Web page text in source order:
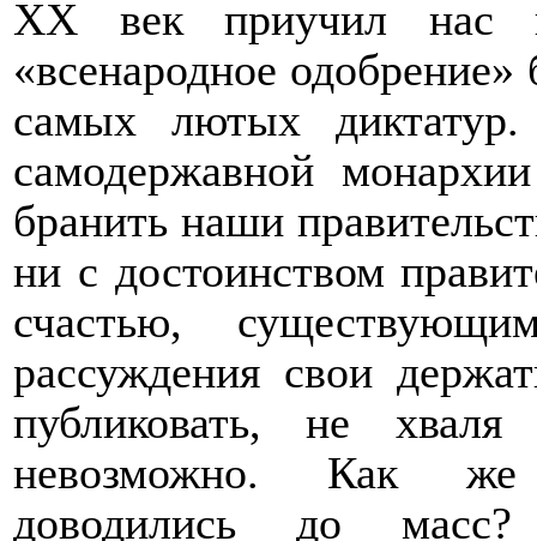
XX век приучил нас
«всенародное
самых лютых диктатур.
самодержавной
бранить наши
ни с достоинством
счастью,
рассуждения свои
публиковать, не
невозможно. Как же
доводились до